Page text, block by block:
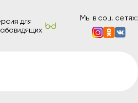
для
Мы в соц. сетях: